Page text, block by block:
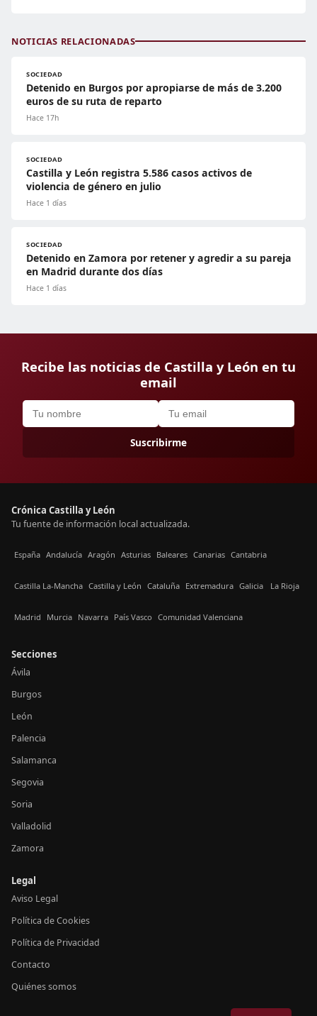
NOTICIAS RELACIONADAS
SOCIEDAD
Detenido en Burgos por apropiarse de más de 3.200
euros de su ruta de reparto
Hace 17h
SOCIEDAD
Castilla y León registra 5.586 casos activos de
violencia de género en julio
Hace 1 días
SOCIEDAD
Detenido en Zamora por retener y agredir a su pareja
en Madrid durante dos días
Hace 1 días
Recibe las noticias de Castilla y León en tu
email
Suscribirme
Crónica Castilla y León
Tu fuente de información local actualizada.
España Andalucía Aragón Asturias Baleares Canarias Cantabria
Castilla La-Mancha Castilla y León Cataluña Extremadura Galicia La Rioja
Madrid Murcia Navarra País Vasco Comunidad Valenciana
Secciones
Ávila
Burgos
León
Palencia
Salamanca
Segovia
Soria
Valladolid
Zamora
Legal
Aviso Legal
Política de Cookies
Política de Privacidad
Contacto
Quiénes somos